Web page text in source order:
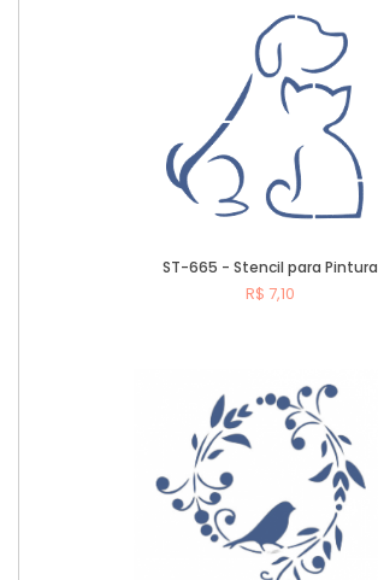
ST-665 - Stencil para Pintura
R$ 7,10